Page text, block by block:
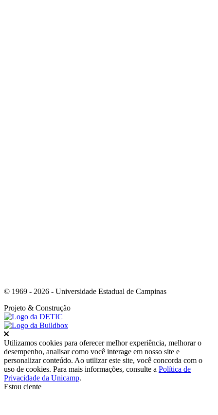
© 1969 - 2026 - Universidade Estadual de Campinas
Projeto & Construção
Fechar
Utilizamos cookies para oferecer melhor experiência, melhorar o
desempenho, analisar como você interage em nosso site e
personalizar conteúdo. Ao utilizar este site, você concorda com o
uso de cookies. Para mais informações, consulte a Política de
Privacidade da Unicamp.
Estou ciente